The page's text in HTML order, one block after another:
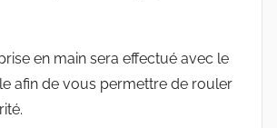
en main sera effectué avec le
afin de vous permettre de rouler